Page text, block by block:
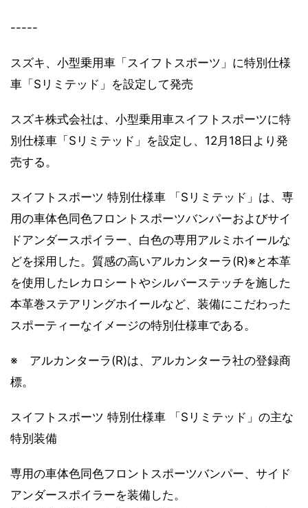
-----
スズキ、小型乗用車「スイフトスポーツ」に特別仕様
車「Sリミテッド」を設定して発売
スズキ株式会社は、小型乗用車スイフトスポーツに特
別仕様車「Sリミテッド」を設定し、12月18日より発
売する。
スイフトスポーツ 特別仕様車 「Sリミテッド」は、専
用の車体色同色フロントスポーツバンパーおよびサイ
ドアンダースポイラー、白色の専用アルミホイールな
どを採用した。質感の高いアルカンターラ(R)※と本革
を使用したレカロシートやシルバーステッチを施した
本革巻ステアリングホイールなど、装備にこだわった
スポーティーなイメージの特別仕様車である。
※ アルカンターラ(R)は、アルカンターラ社の登録商
標。
スイフトスポーツ 特別仕様車 「Sリミテッド」の主な
特別装備
専用の車体色同色フロントスポーツバンパー、サイド
アンダースポイラーを装備した。